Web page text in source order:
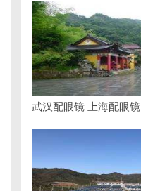
武汉配眼镜 上海配眼镜